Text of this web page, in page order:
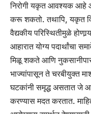
निरोगी यकृत आवश्यक आहे
करू शकतो. तथापि, यकृत
वैद्यकीय परिस्थितीमुळे
आहारात योग्य पदार्थांचा
मिळू शकते आणि
भाज्यांपासून ते चरबीयुक्त
घटकांनी समृद्ध असतात जे
करण्यास मदत करतात.